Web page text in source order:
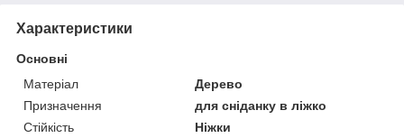
Характеристики
Основні
Матеріал
Дерево
Призначення
для сніданку в ліжко
Стійкість
Ніжки